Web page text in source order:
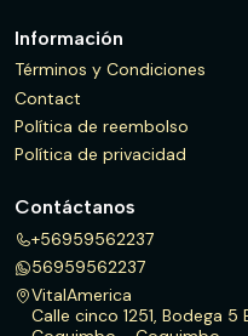
Información
Términos y Condiciones
Contact
Política de reembolso
Política de privacidad
Contáctanos
+56959562237
56959562237
VitalAmerica
Calle cinco 1251, Bodega 5